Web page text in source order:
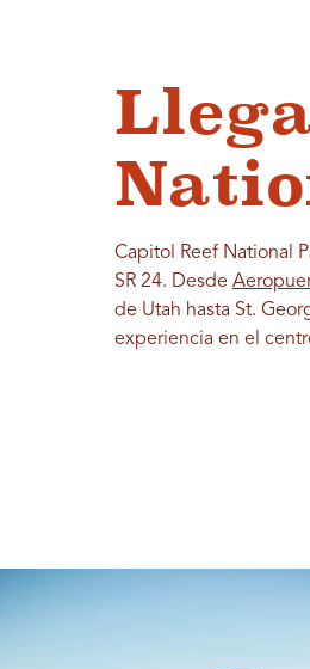
Capitol Reef National
SR 24. Desde
de Utah hasta St.
experiencia en el